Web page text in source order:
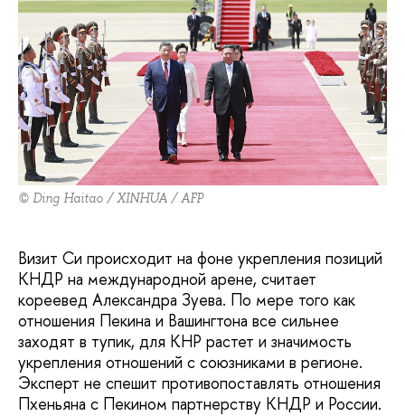
© Ding Haitao / XINHUA / AFP
Визит Си происходит на фоне укрепления позиций
КНДР на международной арене, считает
кореевед Александра Зуева. По мере того как
отношения Пекина и Вашингтона все сильнее
заходят в тупик, для КНР растет и значимость
укрепления отношений с союзниками в регионе.
Эксперт не спешит противопоставлять отношения
Пхеньяна с Пекином партнерству КНДР и России.